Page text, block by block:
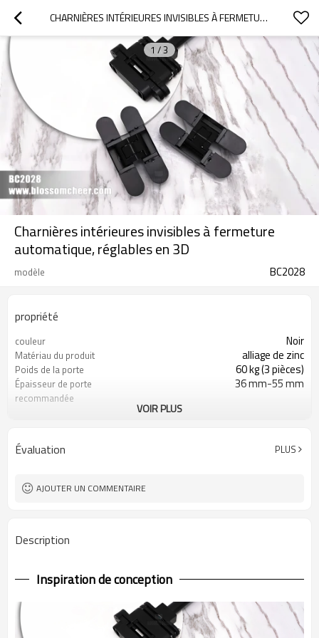
CHARNIÈRES INTÉRIEURES INVISIBLES À FERMETURE AUTOMATIQUE, RÉGLABLES EN 3D
1 /3
Charnières intérieures invisibles à fermeture
automatique, réglables en 3D
modèle BC2028
propriété
couleur Noir
Matériau du produit alliage de zinc
Poids de la porte 60 kg (3 pièces)
Épaisseur de porte
recommandée
36 mm-55 mm
largeur inférieure à 900 mm, hauteur
Champ d'application
aux portes en bois, etc.
VOIR PLUS
Évaluation PLUS
AJOUTER UN COMMENTAIRE
Description
Inspiration de conception